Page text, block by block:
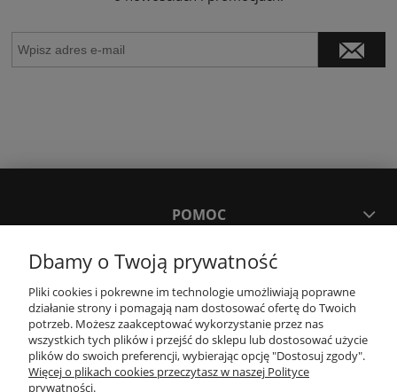
POMOC
MOJE KONTO
PŁATNOŚCI I DOSTAWA
KONTAKT
Dbamy o Twoją prywatność
Pliki cookies i pokrewne im technologie umożliwiają poprawne
działanie strony i pomagają nam dostosować ofertę do Twoich
potrzeb. Możesz zaakceptować wykorzystanie przez nas
wszystkich tych plików i przejść do sklepu lub dostosować użycie
plików do swoich preferencji, wybierając opcję "Dostosuj zgody".
Więcej o plikach cookies przeczytasz w naszej Polityce
prywatności.